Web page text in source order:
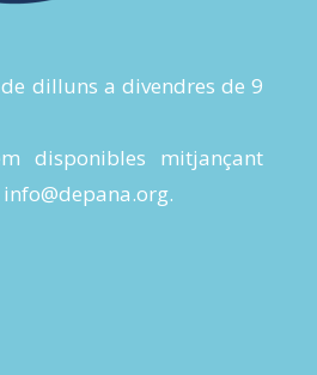
dilluns a divendres de 9
disponibles mitjançant
info@depana.org.